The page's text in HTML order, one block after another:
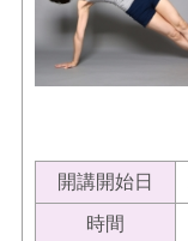
開講開始日
時間